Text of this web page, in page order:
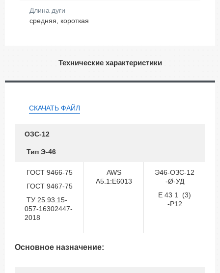
Длина дуги
средняя, короткая
Технические характеристики
СКАЧАТЬ ФАЙЛ
ОЗС-12
Тип Э-46
ГОСТ 9466-75
ГОСТ 9467-75
ТУ 25.93.15-
057-16302447-
2018
AWS
A5.1:E6013
Э46-ОЗС-12
-Ø-УД
Е 43 1 (3)
-Р12
Основное назначение: